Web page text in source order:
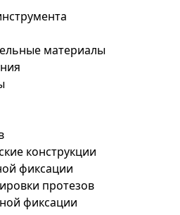
материалы
конструкции
фиксации
протезов
фиксации